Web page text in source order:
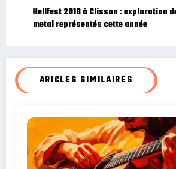
Hellfest 2018 à Clisson : exploration
metal représentés cette année
ARICLES SIMILAIRES